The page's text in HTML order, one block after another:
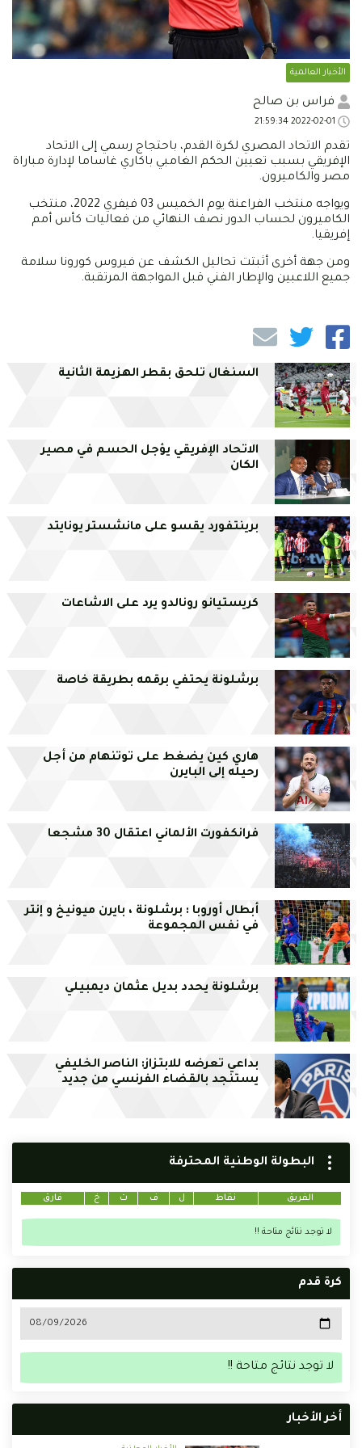
الأخبار العالمية
فراس بن صالح
تقدم الاتحاد المصري لكرة القدم، باحتجاج رسمي إلى الاتحاد
الإفريقي بسبب تعيين الحكم الغامبي باكاري غاساما لإدارة مباراة
مصر والكاميرون.
ويواجه منتخب الفراعنة يوم الخميس 03 فيفري 2022، منتخب
الكاميرون لحساب الدور نصف النهائي من فعاليات كأس أمم
إفريقيا.
ومن جهة أخرى أثبتت تحاليل الكشف عن فيروس كورونا سلامة
جميع اللاعبين والإطار الفني قبل المواجهة المرتقبة.
السنغال تلحق بقطر الهزيمة الثانية
الاتحاد الإفريقي يؤجل الحسم في مصير
الكان
برينتفورد يقسو على مانشستر يونايتد
كريستيانو رونالدو يرد على الاشاعات
برشلونة يحتفي برقمه بطريقة خاصة
هاري كين يضغط على توتنهام من أجل
رحيله إلى البايرن
فرانكفورت الألماني اعتقال 30 مشجعا
أبطال أوروبا : برشلونة ، بايرن ميونيخ و إنتر
في نفس المجموعة
برشلونة يحدد بديل عثمان ديمبيلي
بداعي تعرضه للابتزاز: الناصر الخليفي
يستنجد بالقضاء الفرنسي من جديد
البطولة الوطنية المحترفة
الفريق نقاط ل ف ت خ فارق
لا توجد نتائج متاحة !!
كرة قدم
لا توجد نتائج متاحة !!
أخر الأخبار